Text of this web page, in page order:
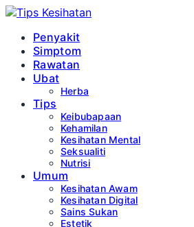
Penyakit
Simptom
Rawatan
Ubat
Herba
Tips
Keibubapaan
Kehamilan
Kesihatan Mental
Seksualiti
Nutrisi
Umum
Kesihatan Awam
Kesihatan Digital
Sains Sukan
Estetik